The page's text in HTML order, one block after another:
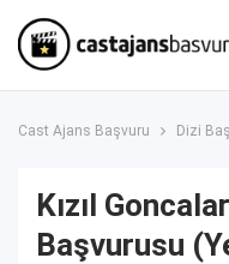
Cast Ajans Başvuru Dizi
Kızıl
Başvurusu